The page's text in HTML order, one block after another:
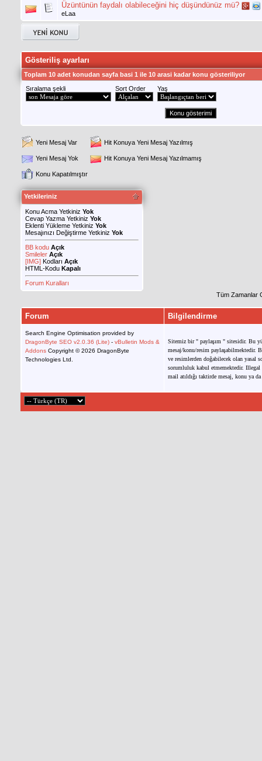
Üzüntünün faydalı olabileceğini hiç düşündünüz mü?
eLaa
Gösteriliş ayarları
Toplam 10 adet konudan sayfa basi 1 ile 10 arasi kadar konu gösteriliyor
Sıralama şekli
Sort Order Yaş
Yeni Mesaj Var Hit Konuya Yeni Mesaj Yazılmış
Yeni Mesaj Yok Hit Konuya Yeni Mesaj Yazılmamış
Konu Kapatılmıştır
Yetkileriniz
Konu Acma Yetkiniz Yok
Cevap Yazma Yetkiniz Yok
Eklenti Yükleme Yetkiniz Yok
Mesajınızı Değiştirme Yetkiniz Yok
BB kodu Açık
Smileler Açık
[IMG] Kodları Açık
HTML-Kodu Kapalı
Forum Kuralları
Tüm Zamanlar
Forum Bilgilendirme
Search Engine Optimisation provided by
DragonByte SEO v2.0.36 (Lite) - vBulletin Mods &
Addons Copyright © 2026 DragonByte
Technologies Ltd.
Sitemiz bir " paylaşım " sitesidir. Bu
mesaj/konu/resim paylaşabilmektedir.
ve resimlerden doğabilecek olan yasal
sorumluluk kabul etmemektedir.
mail atıldığı taktirde mesaj, konu ya